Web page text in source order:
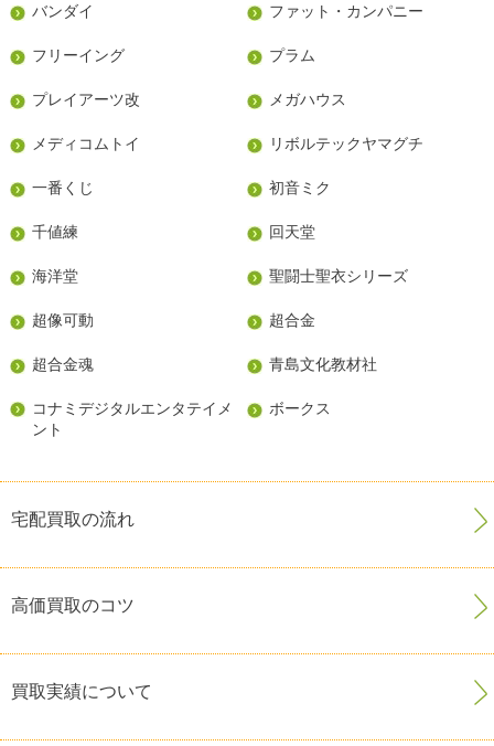
バンダイ ファット・カンパニー
フリーイング プラム
プレイアーツ改 メガハウス
メディコムトイ リボルテックヤマグチ
一番くじ 初音ミク
千値練 回天堂
海洋堂 聖闘士聖衣シリーズ
超像可動 超合金
超合金魂 青島文化教材社
コナミデジタルエンタテイメ
ント
ボークス
宅配買取の流れ
高価買取のコツ
買取実績について